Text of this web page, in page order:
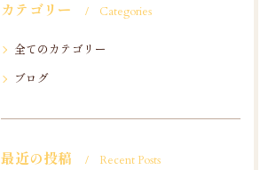
カテゴリー Categories
全てのカテゴリー
ブログ
最近の投稿 Recent Posts